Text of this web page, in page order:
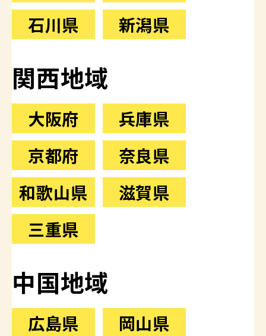
石川県
新潟県
関西地域
大阪府
兵庫県
京都府
奈良県
和歌山県
滋賀県
三重県
中国地域
広島県
岡山県